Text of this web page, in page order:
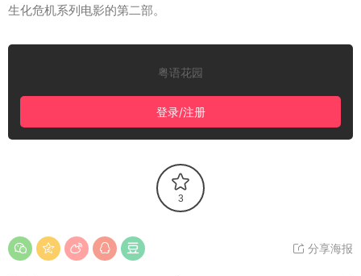
生化危机系列电影的第二部。
粤语花园
登录/注册
3
分享海报